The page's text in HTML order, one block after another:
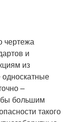
чертежа
и
из
–
большим
такого